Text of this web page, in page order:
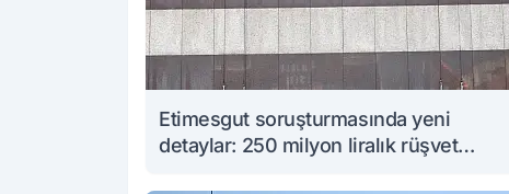
Etimesgut soruşturmasında yeni
detaylar: 250 milyon liralık rüşvet